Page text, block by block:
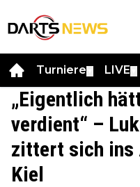
Turniere LIVE
„Eigentlich
verdient“ –
zittert sich ins
Kiel